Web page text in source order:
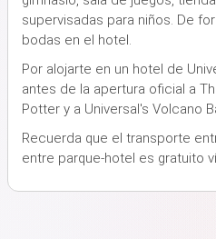
supervisadas para niños. De
bodas en el hotel.
Por alojarte en un hotel de
antes de la apertura oficial a
Potter y a Universal's Volcano
Recuerda que el transporte
entre parque-hotel es gratuito